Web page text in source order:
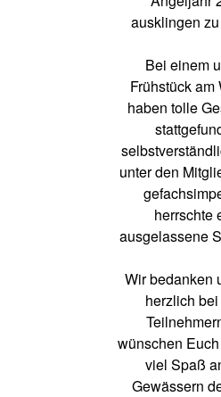
ausklingen
Bei einem
Frühstück am
haben tolle
unter den
herrschte
ausgelassene
Wir bedanken
herzlich
wünschen
viel Spaß
Gewässern